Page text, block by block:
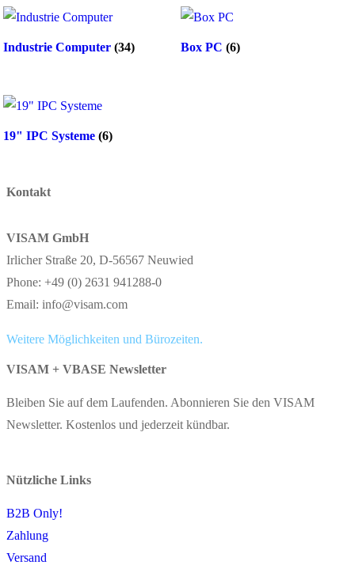
Industrie Computer (34) Box PC (6)
19" IPC Systeme (6)
Kontakt
VISAM GmbH
Irlicher Straße 20, D-56567 Neuwied
Phone: +49 (0) 2631 941288-0
Email: info@visam.com
Weitere Möglichkeiten und Bürozeiten.
VISAM + VBASE Newsletter
Bleiben Sie auf dem Laufenden. Abonnieren Sie den VISAM
Newsletter. Kostenlos und jederzeit kündbar.
Nützliche Links
B2B Only!
Zahlung
Versand